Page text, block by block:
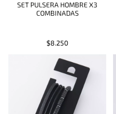
SET PULSERA HOMBRE X3
COMBINADAS
$8.250